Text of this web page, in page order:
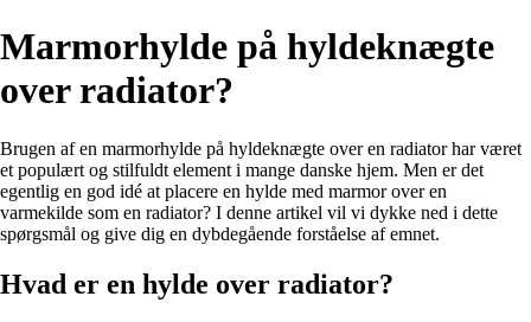
Marmorhylde på hyldeknægte
over radiator?
Brugen af en marmorhylde på hyldeknægte over en radiator har været
et populært og stilfuldt element i mange danske hjem. Men er det
egentlig en god idé at placere en hylde med marmor over en
varmekilde som en radiator? I denne artikel vil vi dykke ned i dette
spørgsmål og give dig en dybdegående forståelse af emnet.
Hvad er en hylde over radiator?